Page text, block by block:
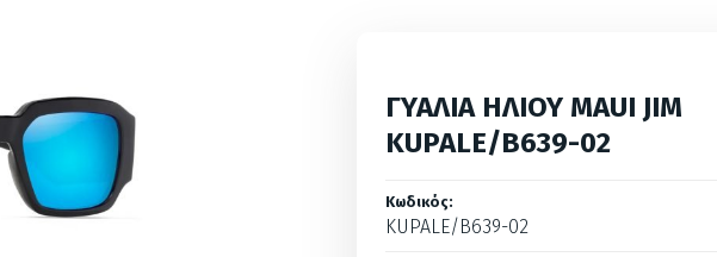
ΓΥΑΛΙΑ ΗΛΙΟΥ MAUI JIM
KUPALE/B639-02
Κωδικός:
KUPALE/B639-02